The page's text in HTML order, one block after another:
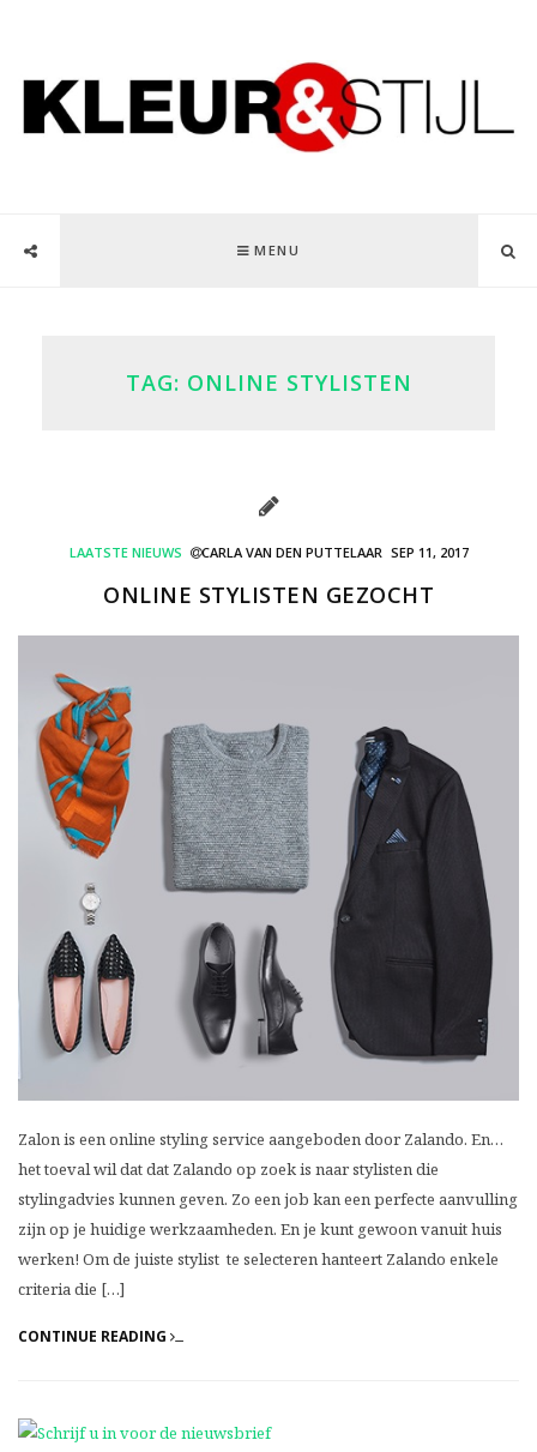
MENU
TAG: ONLINE STYLISTEN
LAATSTE NIEUWS CARLA VAN DEN PUTTELAAR SEP 11, 2017
ONLINE STYLISTEN GEZOCHT
Zalon is een online styling service aangeboden door Zalando. En…
het toeval wil dat dat Zalando op zoek is naar stylisten die
stylingadvies kunnen geven. Zo een job kan een perfecte aanvulling
zijn op je huidige werkzaamheden. En je kunt gewoon vanuit huis
werken! Om de juiste stylist te selecteren hanteert Zalando enkele
criteria die […]
CONTINUE READING